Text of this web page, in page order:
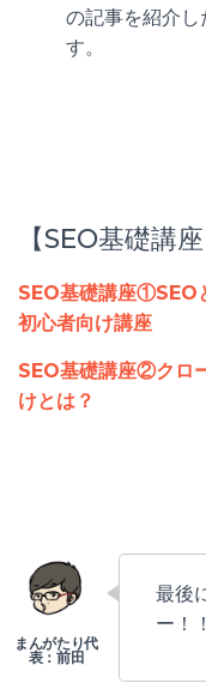
の記事を紹介
す。
【SEO基礎講座
SEO基礎講座①SEO
初心者向け講座
SEO基礎講座②クロ
けとは？
最後
ー！